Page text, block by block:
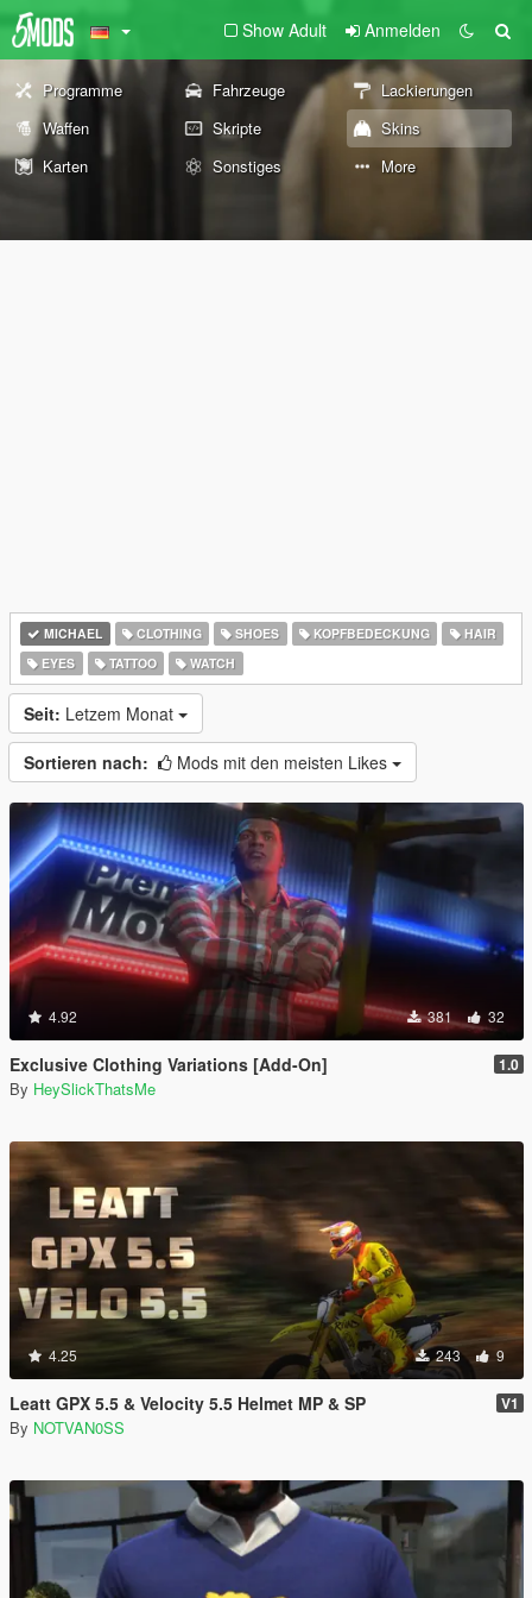
Show Adult Anmelden
Programme Fahrzeuge
Lackierungen
Waffen
Skripte
Skins
Karten
Sonstiges More
MICHAEL CLOTHING SHOES KOPFBEDECKUNG
HAIR
EYES
TATTOO WATCH
Seit: Letzem Monat
Sortieren nach: Mods mit den meisten Likes
4.92 381 32
Exclusive Clothing Variations [Add-On] 1.0
By HeySlickThatsMe
4.25 243 9
Leatt GPX 5.5 & Velocity 5.5 Helmet MP & SP V1
By NOTVAN0SS